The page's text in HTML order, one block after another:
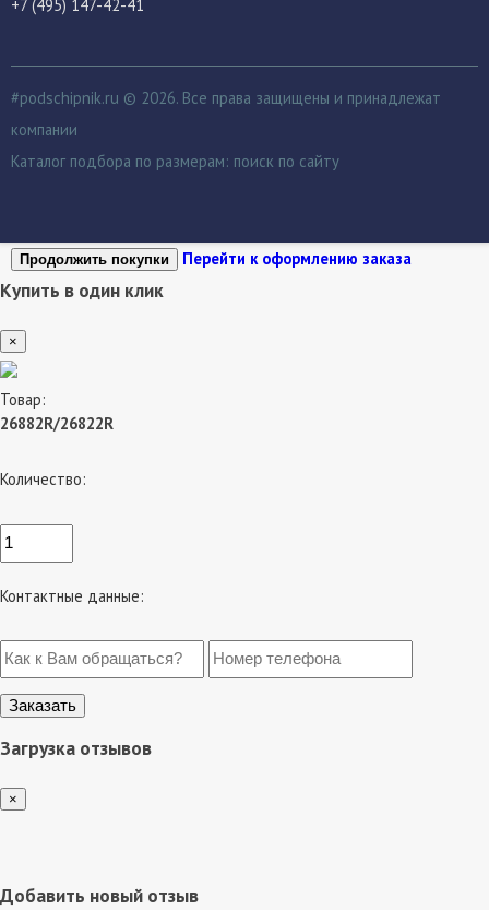
+7 (495) 147-42-41
#podschipnik.ru © 2026. Все права защищены и принадлежат
компании
Каталог подбора по размерам: поиск по сайту
Продолжить покупки Перейти к оформлению заказа
Купить в один клик
×
Товар:
26882R/26822R
Количество:
Контактные данные:
Загрузка отзывов
×
Добавить новый отзыв